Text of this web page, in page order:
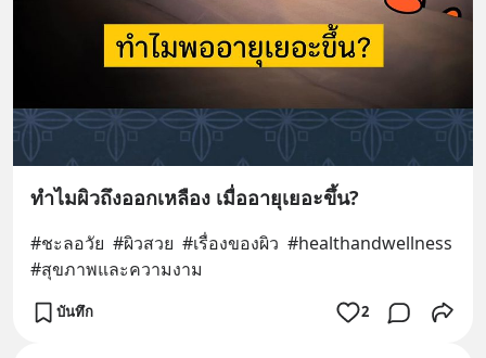
ทำไมผิวถึงออกเหลือง เมื่ออายุเยอะขึ้น?
#ชะลอวัย  #ผิวสวย  #เรื่องของผิว  #healthandwellness
#สุขภาพและความงาม
บันทึก 2